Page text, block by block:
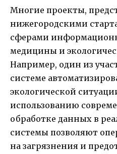
Многие проекты,
нижегородскими
сферами
медицины и
Например, один из
системе
экологической
использованию
обработке данных в
системы позволяют
на загрязнения и